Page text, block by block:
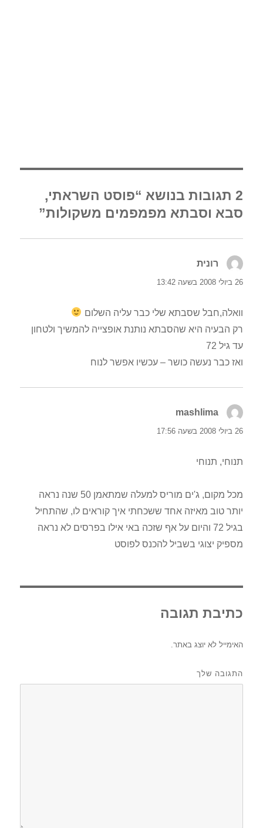
2 תגובות בנושא “פוסט השראתי,
סבא וסבתא מפמפמים משקולות”
רוניתהגיב:
וואלה,חבל שסבתא שלי כבר עליה השלום
רק הבעיה היא שהסבתא נותנת אופצייה להמשיך ולטחון
עד גיל 72
ואז כבר נעשה כושר – עכשיו אפשר לנוח
mashlimaהגיב:
תנוחי, תנוחי
מכל מקום, ג'ים מוריס למעלה שמתאמן 50 שנה נראה
יותר טוב מאיזה אחד ששכחתי איך קוראים לו, שהתחיל
בגיל 72 והיום על אף שזכה באי אילו בפרסים לא נראה
מספיק יצוגי בשביל להכנס לפוסט
כתיבת תגובה
האימייל לא יוצג באתר.
התגובה שלך